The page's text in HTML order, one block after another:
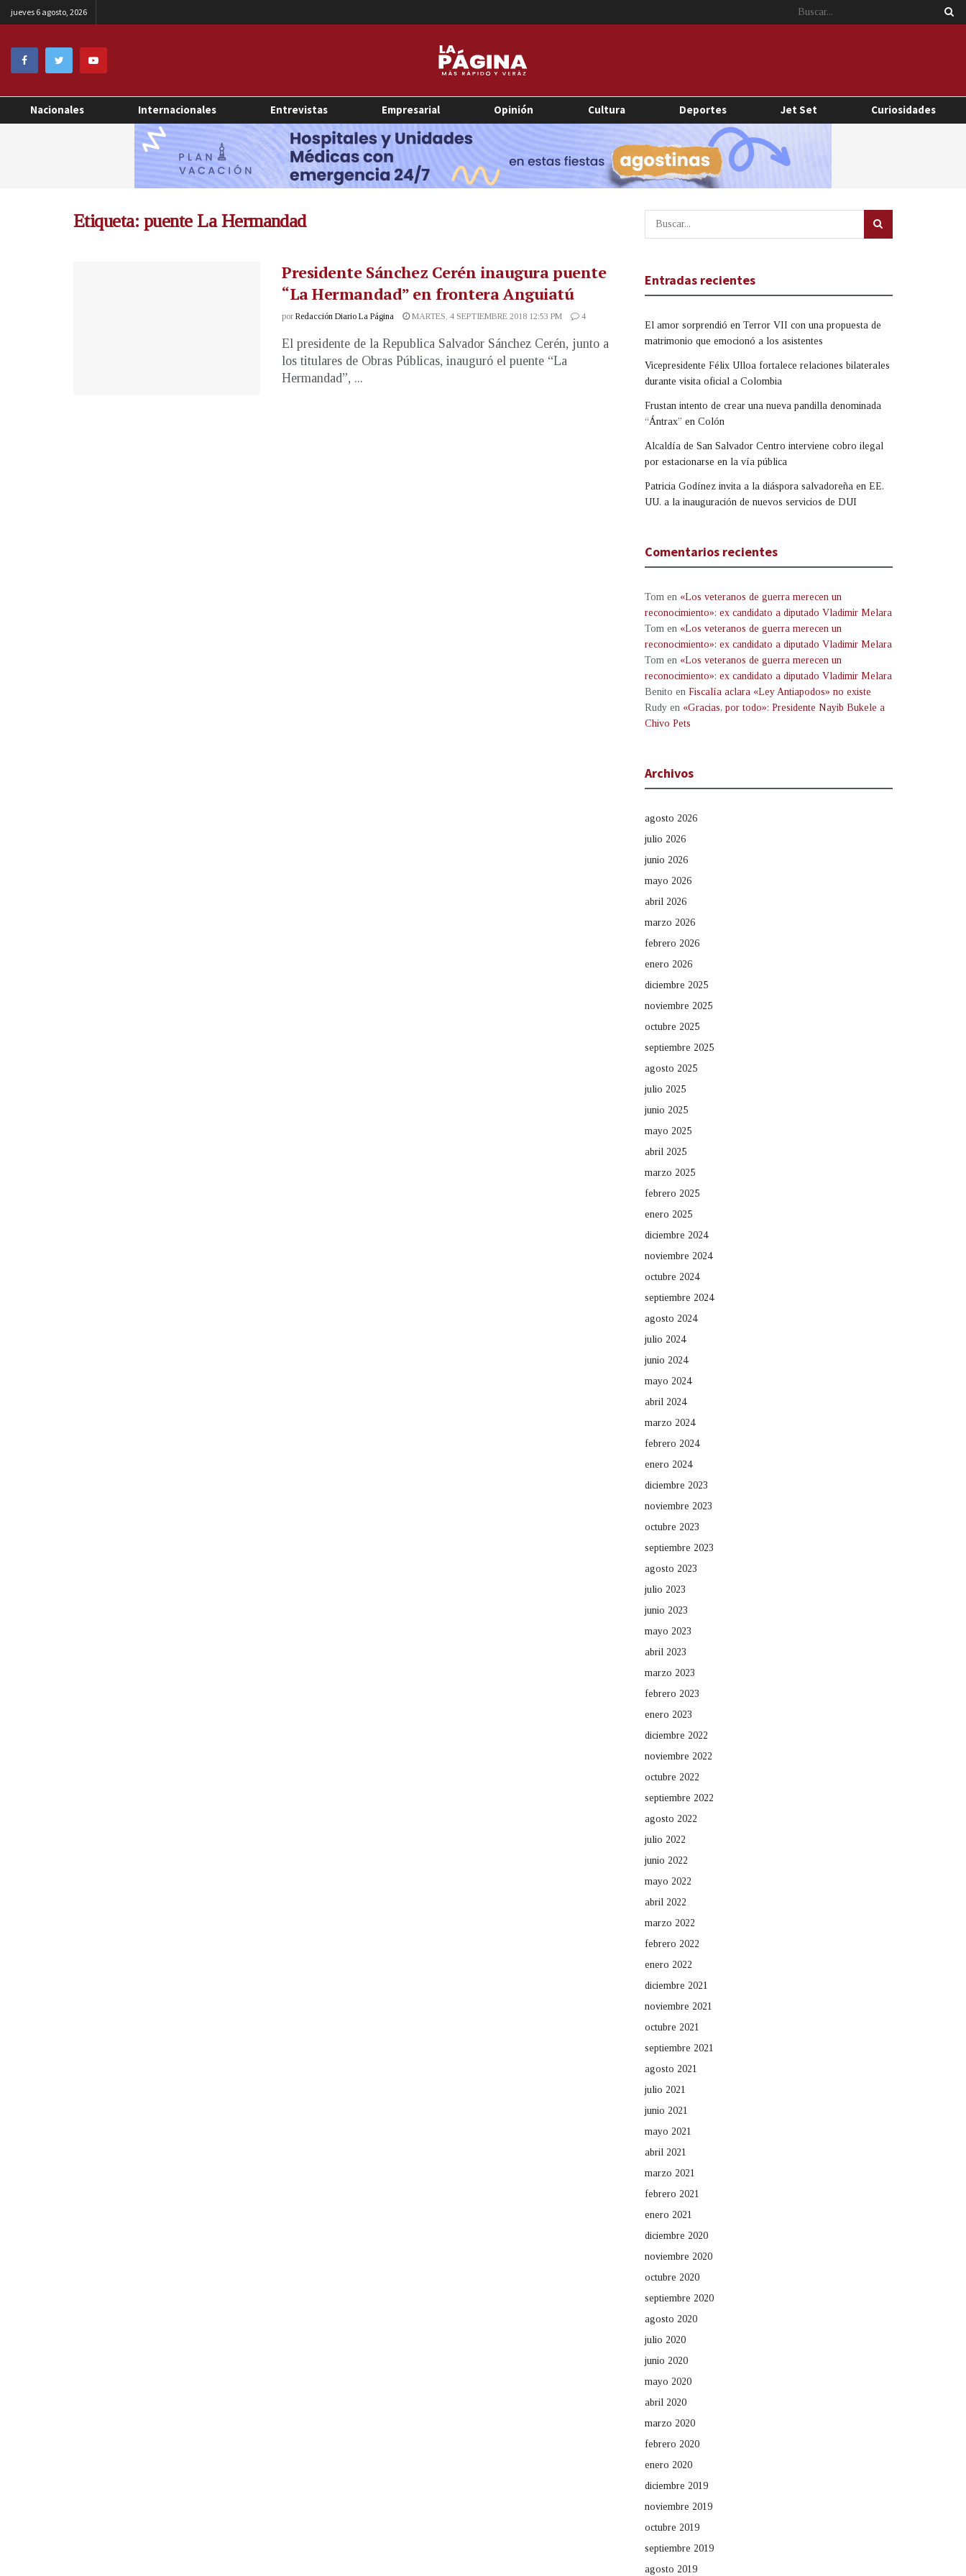
jueves 6 agosto, 2026
Nacionales Internacionales Entrevistas Empresarial Opinión Cultura Deportes Jet Set Curiosidades
Etiqueta: puente La Hermandad
Presidente Sánchez Cerén inaugura puente
“La Hermandad” en frontera Anguiatú
por Redacción Diario La Página MARTES, 4 SEPTIEMBRE 2018 12:53 PM 4
El presidente de la Republica Salvador Sánchez Cerén, junto a
los titulares de Obras Públicas, inauguró el puente “La
Hermandad”, ...
Entradas recientes
El amor sorprendió en Terror VII con una propuesta de
matrimonio que emocionó a los asistentes
Vicepresidente Félix Ulloa fortalece relaciones bilaterales
durante visita oficial a Colombia
Frustan intento de crear una nueva pandilla denominada
“Ántrax” en Colón
Alcaldía de San Salvador Centro interviene cobro ilegal
por estacionarse en la vía pública
Patricia Godínez invita a la diáspora salvadoreña en EE.
UU. a la inauguración de nuevos servicios de DUI
Comentarios recientes
Tom en «Los veteranos de guerra merecen un
reconocimiento»: ex candidato a diputado Vladimir Melara
Tom en «Los veteranos de guerra merecen un
reconocimiento»: ex candidato a diputado Vladimir Melara
Tom en «Los veteranos de guerra merecen un
reconocimiento»: ex candidato a diputado Vladimir Melara
Benito en Fiscalía aclara «Ley Antiapodos» no existe
Rudy en «Gracias, por todo»: Presidente Nayib Bukele a
Chivo Pets
Archivos
agosto 2026
julio 2026
junio 2026
mayo 2026
abril 2026
marzo 2026
febrero 2026
enero 2026
diciembre 2025
noviembre 2025
octubre 2025
septiembre 2025
agosto 2025
julio 2025
junio 2025
mayo 2025
abril 2025
marzo 2025
febrero 2025
enero 2025
diciembre 2024
noviembre 2024
octubre 2024
septiembre 2024
agosto 2024
julio 2024
junio 2024
mayo 2024
abril 2024
marzo 2024
febrero 2024
enero 2024
diciembre 2023
noviembre 2023
octubre 2023
septiembre 2023
agosto 2023
julio 2023
junio 2023
mayo 2023
abril 2023
marzo 2023
febrero 2023
enero 2023
diciembre 2022
noviembre 2022
octubre 2022
septiembre 2022
agosto 2022
julio 2022
junio 2022
mayo 2022
abril 2022
marzo 2022
febrero 2022
enero 2022
diciembre 2021
noviembre 2021
octubre 2021
septiembre 2021
agosto 2021
julio 2021
junio 2021
mayo 2021
abril 2021
marzo 2021
febrero 2021
enero 2021
diciembre 2020
noviembre 2020
octubre 2020
septiembre 2020
agosto 2020
julio 2020
junio 2020
mayo 2020
abril 2020
marzo 2020
febrero 2020
enero 2020
diciembre 2019
noviembre 2019
octubre 2019
septiembre 2019
agosto 2019